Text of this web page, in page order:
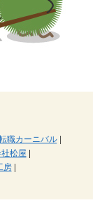
職カーニバル|
松屋
房|